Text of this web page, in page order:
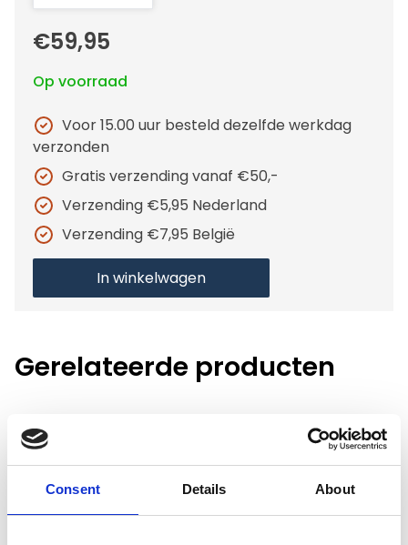
Consent Details About
€59,95
Op voorraad
Voor 15.00 uur besteld dezelfde werkdag
verzonden
Gratis verzending vanaf €50,-
Verzending €5,95 Nederland
Verzending €7,95 België
In winkelwagen
Gerelateerde producten
Tre Ponti Hondentuig Forza
maat XXL (83-112cm)